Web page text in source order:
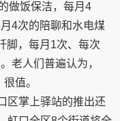
做饭保洁，每月4
4次的陪聊和水电煤
脚，每月1次、每次
老人们普遍认为，
值。
区掌上驿站的推出还